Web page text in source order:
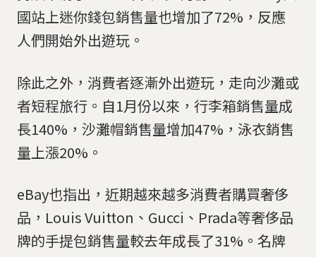
國站上迷你錢包銷售量也增加了72%，反應
人們開始外出遊玩。
除此之外，消費者逐漸外出遊玩，走向沙灘或
者短程旅行。自1月份以來，行李箱銷售量成
長140%，沙灘帽銷售量增加47%，泳衣銷售
量上漲20%。
eBay也指出，近期越來越多消費者購買奢侈
品，Louis Vuitton、Gucci、Prada等奢侈品
牌的手提包銷售量較去年成長了31%。名牌